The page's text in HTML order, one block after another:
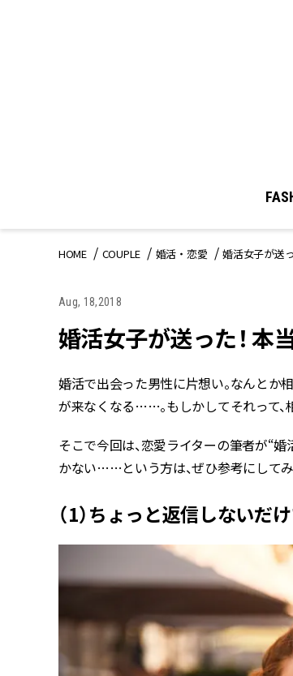
HOME COUPLE 婚活・恋愛 婚活女子が送
Aug, 18,2018
婚活女子が送った！ 本
婚活で出会った男性に片想い。なんとか
が来なくなる……。もしかしてそれって、
そこで今回は、恋愛ライターの筆者が“
かない……という方は、ぜひ参考にしてみ
（1）ちょっと返信しないだ